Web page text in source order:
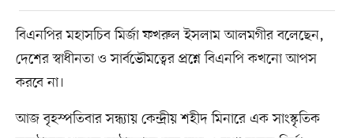
বিএনপির মহাসচিব মির্জা ফখরুল ইসলাম আলমগীর বলেছেন,
দেশের স্বাধীনতা ও সার্বভৌমত্বের প্রশ্নে বিএনপি কখনো আপস
করবে না।
আজ বৃহস্পতিবার সন্ধ্যায় কেন্দ্রীয় শহীদ মিনারে এক সাংস্কৃতিক